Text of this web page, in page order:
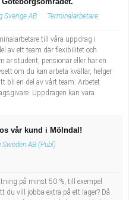
Sverige AB Terminalarbetare
till våra uppdrag i
av ett team där flexibilitet och
är student, pensionär eller har en
om du kan arbeta kvällar, helger
bli en del av vårt team. Arbetet
Uppdragen kan vara
vår kund i Mölndal!
AB (Publ)
på minst 50 %, till exempel
du vill jobba extra på ett lager? Då